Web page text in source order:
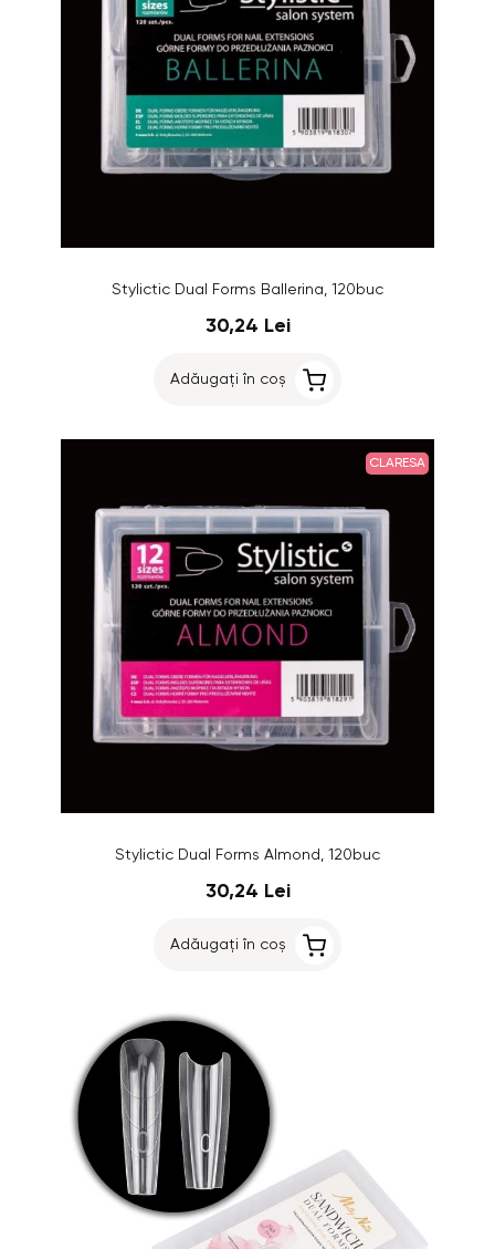
Stylictic Dual Forms Ballerina, 120buc
30,24 Lei
Adăugați în coș
CLARESA
Stylictic Dual Forms Almond, 120buc
30,24 Lei
Adăugați în coș